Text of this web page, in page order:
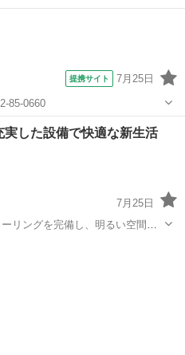
提携サイト 7月25日
85-0660
パート
実した設備で快適な新生活
7月25日
リングを完備し、明るい空間で